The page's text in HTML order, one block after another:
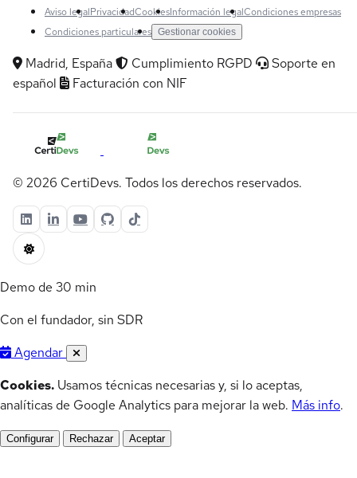
Aviso legalPrivacidadCookiesInformación legalCondiciones empresas
Condiciones particulares Gestionar cookies
Madrid, España Cumplimiento RGPD
Soporte en
español
Facturación con NIF
© 2026 CertiDevs. Todos los derechos reservados.
Demo de 30 min
Con el fundador, sin SDR
Agendar
Cookies. Usamos técnicas necesarias y, si lo aceptas,
analíticas de Google Analytics para mejorar la web. Más info.
Configurar Rechazar Aceptar